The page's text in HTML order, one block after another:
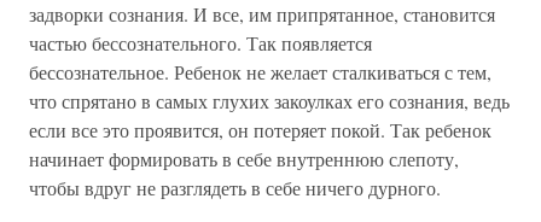
задворки сознания. И все, им припрятанное, становится
частью бессознательного. Так появляется
бессознательное. Ребенок не желает сталкиваться с тем,
что спрятано в самых глухих закоулках его сознания, ведь
если все это проявится, он потеряет покой. Так ребенок
начинает формировать в себе внутреннюю слепоту,
чтобы вдруг не разглядеть в себе ничего дурного.